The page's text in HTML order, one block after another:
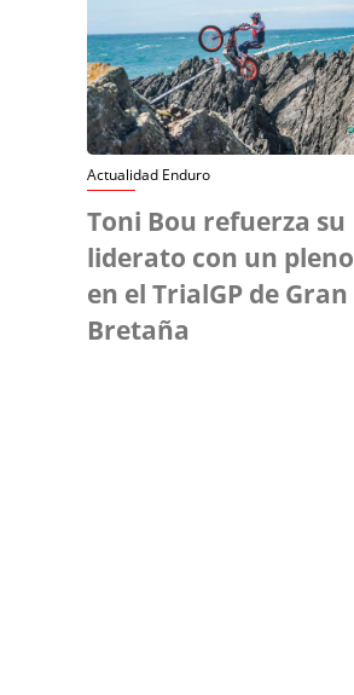
Actualidad Enduro
Toni Bou refuerza su
liderato con un pleno
en el TrialGP de Gran
Bretaña